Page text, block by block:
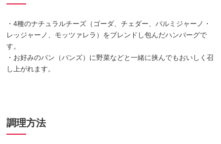
・4種のナチュラルチーズ（ゴーダ、チェダー、パルミジャーノ・
レッジャーノ、モッツァレラ）をブレンドし包んだハンバーグで
す。
・お好みのパン（バンズ）に野菜などと一緒に挟んでもおいしく召
し上がれます。
調理方法